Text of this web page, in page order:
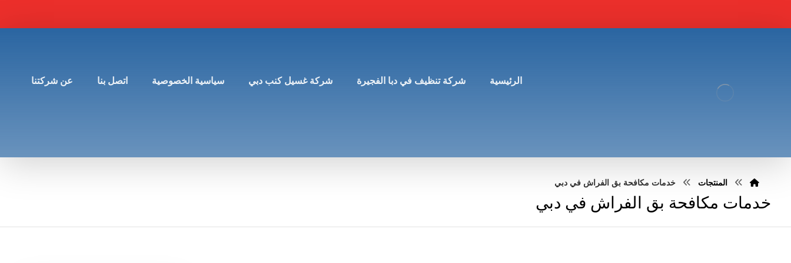
الرئيسية شركة تنظيف في دبا الفجيرة شركة غسيل كنب دبي سياسية الخصوصية اتصل بنا عن شركتنا
المنتجات خدمات مكافحة بق الفراش في دبي
خدمات مكافحة بق الفراش في دبي